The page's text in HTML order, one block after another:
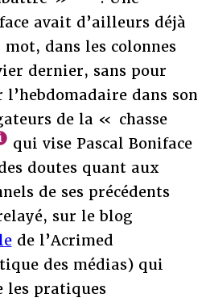
avait d’ailleurs déjà
dans les colonnes
dernier, sans pour
dans son
de la « chasse
qui vise Pascal Boniface
doutes quant aux
de ses précédents
sur le blog
de l’Acrimed
des médias) qui
les pratiques